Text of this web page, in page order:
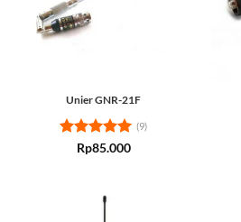
Unier GNR-21F
Rated5
(9)
Rp85.000